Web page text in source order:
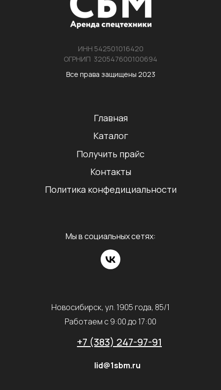
ИНН 542501016420
ОГРНИП 320547600100694
Все права защищены 2023
Главная
Каталог
Получить прайс
Контакты
Политика конфедициальности
Мы в социальных сетях:
Новосибирск, ул. 1905 года, 85/1
Работаем с 9:00 до 17:00
+7 (383) 247-97-91
lid@1sbm.ru